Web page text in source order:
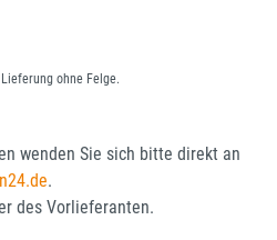
ohne Felge.
wenden Sie sich bitte direkt an
.
des Vorlieferanten.